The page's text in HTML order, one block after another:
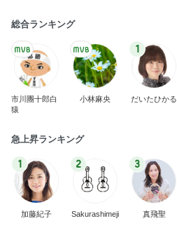
総合ランキング
市川團十郎白
猿
小林麻央
1
だいたひかる
急上昇ランキング
1
加藤紀子
2
Sakurashimeji
3
真飛聖